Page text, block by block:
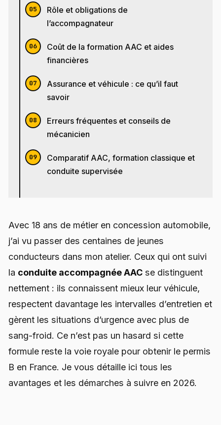
Rôle et obligations de
l’accompagnateur
Coût de la formation AAC et aides
financières
Assurance et véhicule : ce qu’il faut
savoir
Erreurs fréquentes et conseils de
mécanicien
Comparatif AAC, formation classique et
conduite supervisée
Avec 18 ans de métier en concession automobile,
j’ai vu passer des centaines de jeunes
conducteurs dans mon atelier. Ceux qui ont suivi
la conduite accompagnée AAC se distinguent
nettement : ils connaissent mieux leur véhicule,
respectent davantage les intervalles d’entretien et
gèrent les situations d’urgence avec plus de
sang-froid. Ce n’est pas un hasard si cette
formule reste la voie royale pour obtenir le permis
B en France. Je vous détaille ici tous les
avantages et les démarches à suivre en 2026.